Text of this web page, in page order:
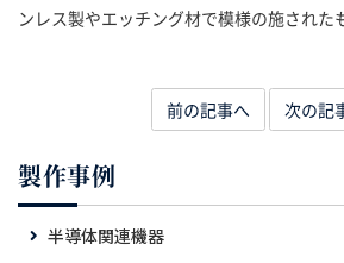
ンレス製やエッチング材で模様の施された
前の記事へ 次の記
製作事例
半導体関連機器